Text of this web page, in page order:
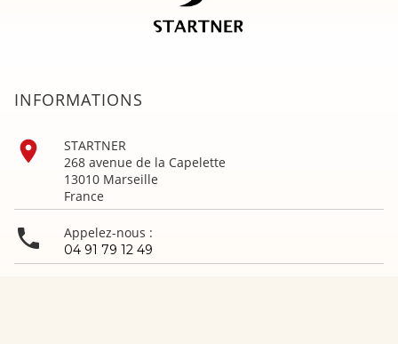
INFORMATIONS

STARTNER
268 avenue de la Capelette
13010 Marseille
France
 Appelez-nous :
04 91 79 12 49